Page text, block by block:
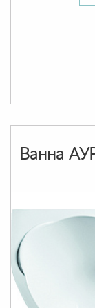
Ванна